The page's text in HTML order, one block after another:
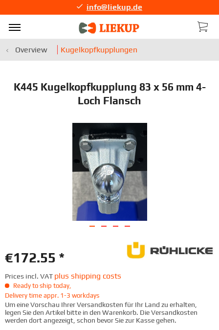
info@liekup.de
Overview Kugelkopfkupplungen
K445 Kugelkopfkupplung 83 x 56 mm 4-
Loch Flansch
€172.55 *
Prices incl. VAT plus shipping costs
Ready to ship today,
Delivery time appr. 1-3 workdays
Um eine Vorschau Ihrer Versandkosten für Ihr Land zu erhalten,
legen Sie den Artikel bitte in den Warenkorb. Die Versandkosten
werden dort angezeigt, schon bevor Sie zur Kasse gehen.